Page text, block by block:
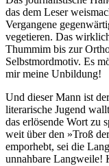
das dem Leser
Vergangene
vegetieren. Das
Thummim bis zur
Selbstmordmotiv. Es
mir meine Unbildung!
Und dieser Mann ist
literarische Jugend
das erlösende Wort zu
weit über den »Troß
emporhebt, sei die
unnahbare Langweile!